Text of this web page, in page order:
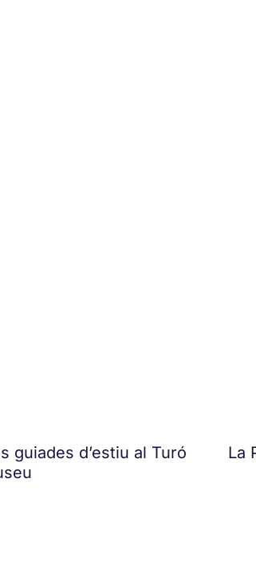
guiades d’estiu al Turó
La